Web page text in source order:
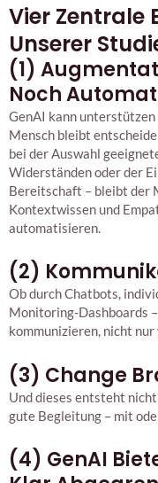
Vier Zentrale
Unserer
(1)
Noch
GenAI kann unterstützen
Mensch bleibt
bei der Auswahl
Widerständen oder der
Bereitschaft – bleibt der
Kontextwissen und
automatisieren.
(2)
Ob durch Chatbots,
Monitoring-Dashboards
kommunizieren, nicht nur
(3) Change
Und dieses entsteht
gute Begleitung – mit
(4) GenAI